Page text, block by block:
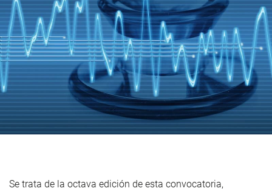
Se trata de la octava edición de esta convocatoria,